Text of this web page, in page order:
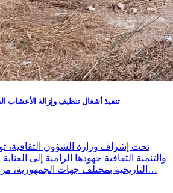
تنفيذ أشغال تنظيف وإزالة الأعشاب
تحت إشراف وزارة الشؤون الثقافية،
والتنمية الثقافية جهودها الرامية إلى العناية
التاريخية بمختلف جهات الجمهورية، من خلال تنفيذ برامج دورية…